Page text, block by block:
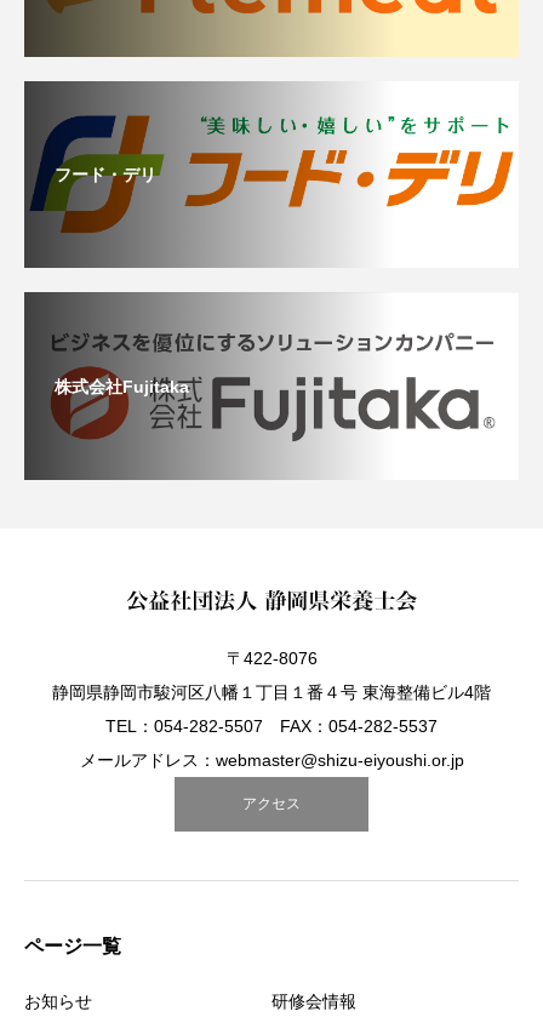
フード・デリ
株式会社Fujitaka
〒422-8076
静岡県静岡市駿河区八幡１丁目１番４号 東海整備ビル4階
TEL：054-282-5507 FAX：054-282-5537
メールアドレス：webmaster@shizu-eiyoushi.or.jp
アクセス
ページ一覧
お知らせ 研修会情報